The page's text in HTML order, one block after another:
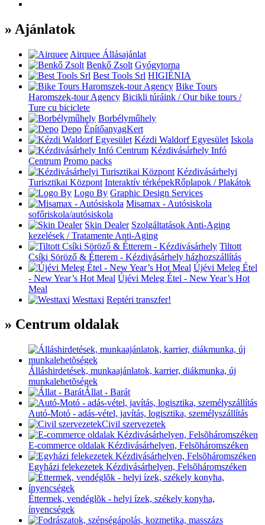
» Ajánlatok
Airquee Állásajánlat
Benkő Zsolt Gyógytorna
Best Tools Srl HIGIÉNIA
Bike Tours
Haromszek-tour Agency Bicikli túráink / Our bike tours /
Ture cu biciclete
Borbélyműhely
Depo ÉpítőanyagKert
Kézdi Waldorf Egyesület Iskola
Kézdivásárhely Infó
Centrum Promo packs
Kézdivásárhelyi
Turisztikai Központ Interaktív térképekRőplapok / Plakátok
Logo By Graphic Design Services
Misamax - Autósiskola
sofőriskola/autósiskola
Skin Dealer Szolgáltatások Anti-Aging
kezelések / Tratamente Anti-Aging
Tiltott
Csíki Söröző & Étterem - Kézdivásárhely házhozszállítás
Újévi Meleg Étel
- New Year’s Hot Meal Újévi Meleg Étel - New Year’s Hot
Meal
Westtaxi Reptéri transzfer!
» Centrum oldalak
Álláshirdetések, munkaajánlatok, karrier, diákmunka, új
munkalehetõségek
Állat - Barát
Autó-Motó - adás-vétel, javítás, logisztika, személyszállítás
Civil szervezetek
E-commerce oldalak Kézdivásárhelyen, Felsõháromszéken
Egyházi felekezetek Kézdivásárhelyen, Felsõháromszéken
Éttermek, vendéglõk - helyi ízek, székely konyha,
ínyencségek